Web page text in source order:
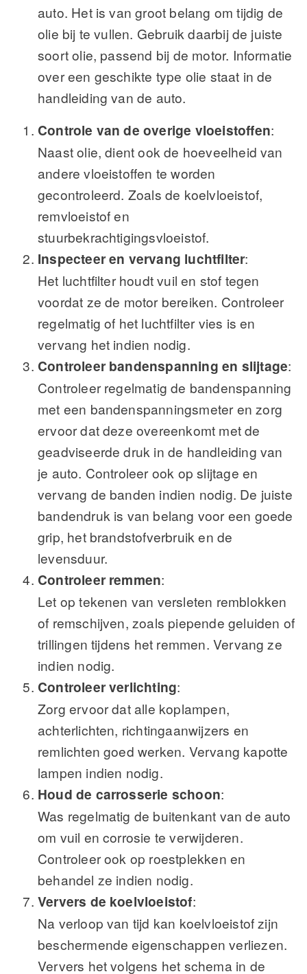
auto. Het is van groot belang om tijdig de
olie bij te vullen. Gebruik daarbij de juiste
soort olie, passend bij de motor. Informatie
over een geschikte type olie staat in de
handleiding van de auto.
Controle van de overige vloeistoffen:
Naast olie, dient ook de hoeveelheid van
andere vloeistoffen te worden
gecontroleerd. Zoals de koelvloeistof,
remvloeistof en
stuurbekrachtigingsvloeistof.
Inspecteer en vervang luchtfilter:
Het luchtfilter houdt vuil en stof tegen
voordat ze de motor bereiken. Controleer
regelmatig of het luchtfilter vies is en
vervang het indien nodig.
Controleer bandenspanning en slijtage:
Controleer regelmatig de bandenspanning
met een bandenspanningsmeter en zorg
ervoor dat deze overeenkomt met de
geadviseerde druk in de handleiding van
je auto. Controleer ook op slijtage en
vervang de banden indien nodig. De juiste
bandendruk is van belang voor een goede
grip, het brandstofverbruik en de
levensduur.
Controleer remmen:
Let op tekenen van versleten remblokken
of remschijven, zoals piepende geluiden of
trillingen tijdens het remmen. Vervang ze
indien nodig.
Controleer verlichting:
Zorg ervoor dat alle koplampen,
achterlichten, richtingaanwijzers en
remlichten goed werken. Vervang kapotte
lampen indien nodig.
Houd de carrosserie schoon:
Was regelmatig de buitenkant van de auto
om vuil en corrosie te verwijderen.
Controleer ook op roestplekken en
behandel ze indien nodig.
Ververs de koelvloeistof:
Na verloop van tijd kan koelvloeistof zijn
beschermende eigenschappen verliezen.
Ververs het volgens het schema in de